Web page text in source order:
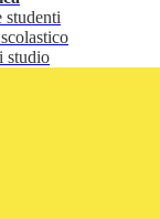
studenti
studio